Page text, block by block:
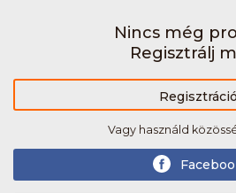
Nincs még
Regisztrálj
Regisztráció
Vagy használd